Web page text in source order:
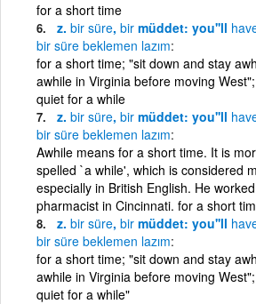
for a short time
z. bir süre, bir müddet: you''ll
bir süre beklemen lazım
for a short time; "sit down and stay
awhile in Virginia before moving
quiet for a while
z. bir süre, bir müddet: you''ll
bir süre beklemen lazım
Awhile means for a short time. It is
spelled `a while', which is considered
especially in British English. He
pharmacist in Cincinnati. for a short
z. bir süre, bir müddet: you''ll
bir süre beklemen lazım
for a short time; "sit down and stay
awhile in Virginia before moving
quiet for a while"